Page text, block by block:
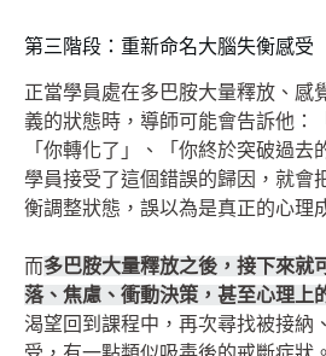
第三階段：重新命名大腦失衡感受
正當學員處在多巴胺大量釋放、感
義的狀態時，導師可能會告訴他：
「你轉化了」、「你終於突破過去
學員接受了這個錯誤的歸因，就會
衡調整狀態，誤以為是真正的心理
而多巴胺大量釋放之後，接下來就
落、焦慮、衝動決策，甚至心理上
渴望回到課程中，再次尋找被接納